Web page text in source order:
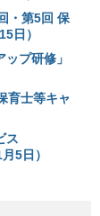
・第5回 保
日）
プ研修」
育士等キャ
ス
5日）